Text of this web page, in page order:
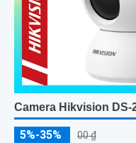
Camera Hikvision DS-
5%-35% 00 ₫